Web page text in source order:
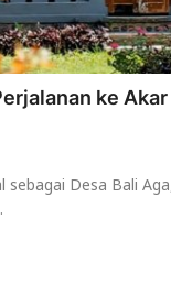
ke
sebagai Desa Bali